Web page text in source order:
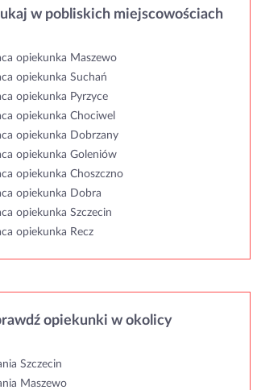
w pobliskich miejscowościach
opiekunka Maszewo
opiekunka Suchań
opiekunka Pyrzyce
opiekunka Chociwel
opiekunka Dobrzany
opiekunka Goleniów
opiekunka Choszczno
opiekunka Dobra
opiekunka Szczecin
opiekunka Recz
opiekunki w okolicy
Szczecin
Maszewo